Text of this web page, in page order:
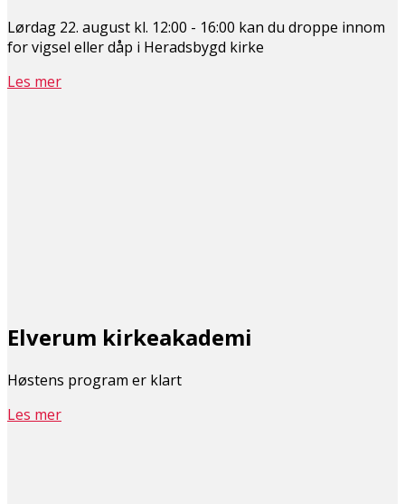
Lørdag 22. august kl. 12:00 - 16:00 kan du droppe innom
for vigsel eller dåp i Heradsbygd kirke
Les mer
Elverum kirkeakademi
Høstens program er klart
Les mer